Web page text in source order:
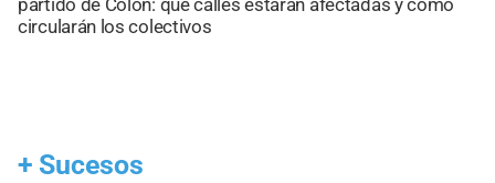
partido de Colón: qué calles estarán afectadas y cómo
circularán los colectivos
+ Sucesos